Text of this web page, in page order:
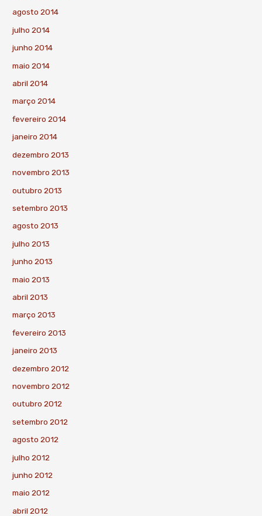
agosto 2014
julho 2014
junho 2014
maio 2014
abril 2014
março 2014
fevereiro 2014
janeiro 2014
dezembro 2013
novembro 2013
outubro 2013
setembro 2013
agosto 2013
julho 2013
junho 2013
maio 2013
abril 2013
março 2013
fevereiro 2013
janeiro 2013
dezembro 2012
novembro 2012
outubro 2012
setembro 2012
agosto 2012
julho 2012
junho 2012
maio 2012
abril 2012